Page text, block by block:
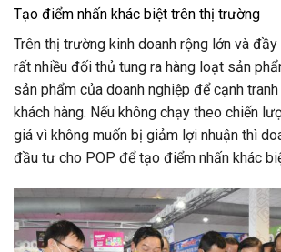
Tạo điểm nhấn khác biệt trên thị trường
Trên thị trường kinh doanh rộng lớn và
rất nhiều đối thủ tung ra hàng loạt sản
sản phẩm của doanh nghiệp để cạnh
khách hàng. Nếu không chạy theo chiến
giá vì không muốn bị giảm lợi nhuận thì
đầu tư cho POP để tạo điểm nhấn khác